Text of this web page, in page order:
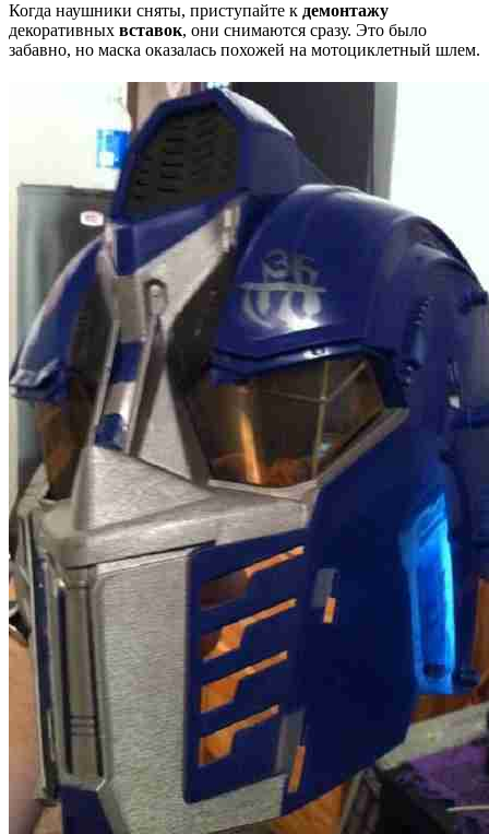
Когда наушники сняты, приступайте к демонтажу
декоративных вставок, они снимаются сразу. Это было
забавно, но маска оказалась похожей на мотоциклетный шлем.